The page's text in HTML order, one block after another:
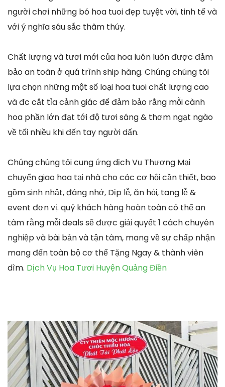
người chơi những bó hoa tuoi đẹp tuyệt vời, tinh tế và
với ý nghĩa sâu sắc thâm thúy.
Chất lượng và tươi mới của hoa luôn luôn được đảm
bảo an toàn ở quá trình ship hàng. Chúng chúng tôi
lựa chọn những một số loại hoa tuoi chất lượng cao
và đc cắt tỉa cảnh giác để đảm bảo rằng mỗi cành
hoa phần lớn đạt tới độ tươi sáng & thơm ngạt ngào
về tối nhiều khi đến tay người dấn.
Chúng chúng tôi cung ứng dịch Vụ Thương Mại
chuyển giao hoa tại nhà cho các cơ hội cần thiết, bao
gồm sinh nhật, đáng nhớ, Dịp lễ, ăn hỏi, tang lễ &
event đơn vị. quý khách hàng hoàn toàn có thể an
tâm rằng mỗi deals sẽ được giải quyết 1 cách chuyên
nghiệp và bài bản và tận tâm, mang về sự chấp nhận
mang đến toàn bộ cơ thể Tặng Ngay & thành viên
dìm. Dịch Vụ Hoa Tươi Huyện Quảng Điền